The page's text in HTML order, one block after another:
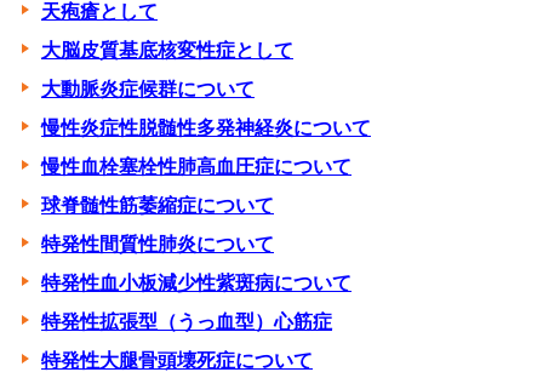
天疱瘡として
大脳皮質基底核変性症として
大動脈炎症候群について
慢性炎症性脱髄性多発神経炎について
慢性血栓塞栓性肺高血圧症について
球脊髄性筋萎縮症について
特発性間質性肺炎について
特発性血小板減少性紫斑病について
特発性拡張型（うっ血型）心筋症
特発性大腿骨頭壊死症について